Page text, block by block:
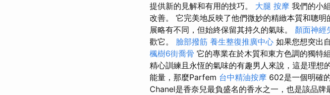
提供新的見解和有用的技巧。 大腿 按摩 我們的小
改善。 它完美地反映了他們微妙的精緻本質和聰明
展略有不同，但始終保留其持久的氣味。 顏面神經
歡它。 臉部撥筋 養生整復推廣中心 如果您想突出
楓樹6街喬骨 它的專業在於木質和東方色調的獨特
精心訓練且永恆的氣味的有趣男人來說，這是理
能量，那麼Parfem 台中精油按摩 602是一個明確
Chanel是香奈兒最負盛名的香水之一，也是該品牌